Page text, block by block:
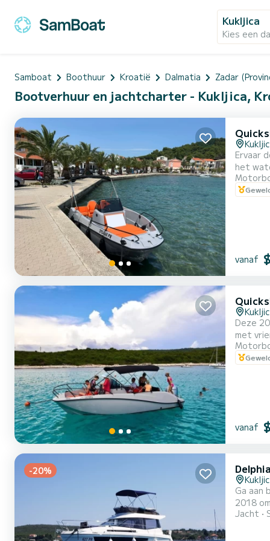
Kukljica
Kies een
Samboat Boothuur Kroatië Dalmatia Zadar
Bootverhuur en jachtcharter - Kukljica,
Ervaar
het
een
ideale
vanaf
Deze
met
voor
vanaf
-20%
Ga aan
2018 om
7
Jacht